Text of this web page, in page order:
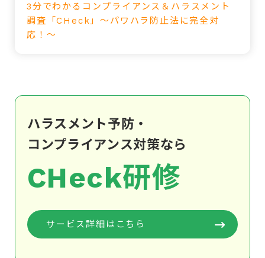
3分でわかるコンプライアンス＆ハラスメント
調査「CHeck」～パワハラ防止法に完全対
応！～
ハラスメント予防・
コンプライアンス対策なら
CHeck研修
サービス詳細はこちら